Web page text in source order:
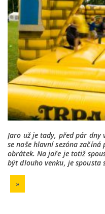
Jaro už je tady, před pár
se naše hlavní sezóna
obrátek. Na jaře je totiž
být dlouho venku, je
»